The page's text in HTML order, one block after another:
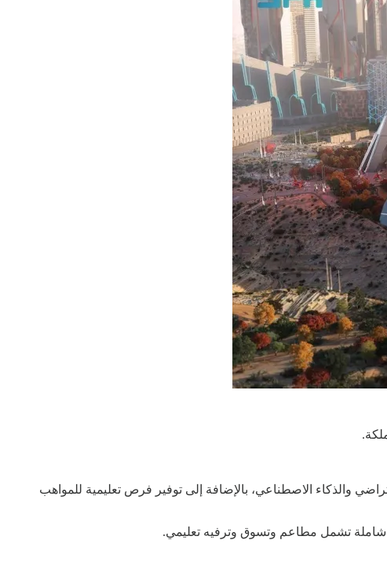
ويستخدم تقنيات متطورة مثل الواقع الافتراضي والذكاء الاصطناعي، بالإضافة إلى توفير فرص تعليمية للمواهب
شاملة تشمل مطاعم وتسوق وترفيه تعليمي.